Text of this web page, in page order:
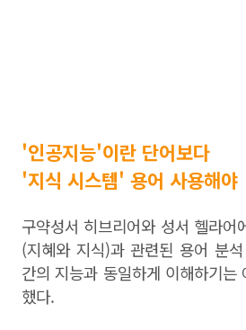
'인공지능'이란 단어보다
'지식 시스템' 용어 사용해야
구약성서 히브리어와 성서 헬라어
(지혜와 지식)과 관련된 용어 분
간의 지능과 동일하게 이해하기는
했다.